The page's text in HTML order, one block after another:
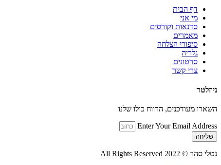
דף הבית
מי אני
סדנאות וקורסים
מאמרים
סיפורי הצלחה
גלריה
סרטונים
צרי קשר
ניוזלטר
השארו מעודכנים, הרווח כולו שלנו
Enter Your Email Address
שליחה
נטלי סהר © All Rights Reserved 2022